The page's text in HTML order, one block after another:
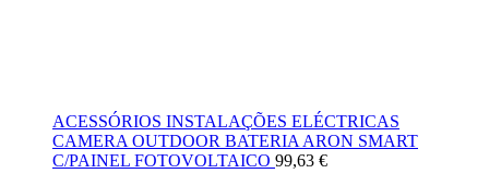
ACESSÓRIOS INSTALAÇÕES ELÉCTRICAS
CAMERA OUTDOOR BATERIA ARON SMART
C/PAINEL FOTOVOLTAICO 99,63 €